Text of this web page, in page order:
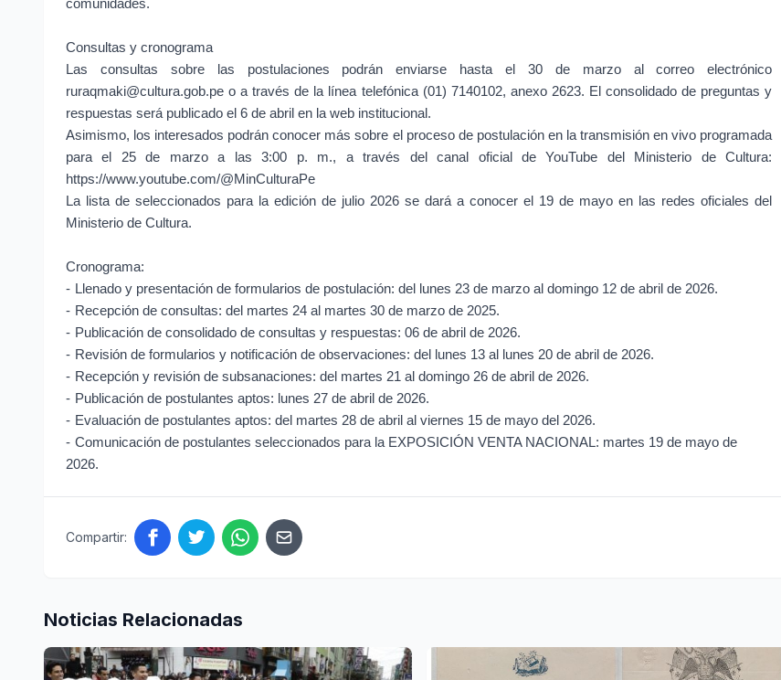
comunidades.
Consultas y cronograma
Las consultas sobre las postulaciones podrán enviarse hasta el 30 de marzo al correo electrónico
ruraqmaki@cultura.gob.pe o a través de la línea telefónica (01) 7140102, anexo 2623. El consolidado de preguntas y
respuestas será publicado el 6 de abril en la web institucional.
Asimismo, los interesados podrán conocer más sobre el proceso de postulación en la transmisión en vivo programada
para el 25 de marzo a las 3:00 p. m., a través del canal oficial de YouTube del Ministerio de Cultura:
https://www.youtube.com/@MinCulturaPe
La lista de seleccionados para la edición de julio 2026 se dará a conocer el 19 de mayo en las redes oficiales del
Ministerio de Cultura.
Cronograma:
- Llenado y presentación de formularios de postulación: del lunes 23 de marzo al domingo 12 de abril de 2026.
- Recepción de consultas: del martes 24 al martes 30 de marzo de 2025.
- Publicación de consolidado de consultas y respuestas: 06 de abril de 2026.
- Revisión de formularios y notificación de observaciones: del lunes 13 al lunes 20 de abril de 2026.
- Recepción y revisión de subsanaciones: del martes 21 al domingo 26 de abril de 2026.
- Publicación de postulantes aptos: lunes 27 de abril de 2026.
- Evaluación de postulantes aptos: del martes 28 de abril al viernes 15 de mayo del 2026.
- Comunicación de postulantes seleccionados para la EXPOSICIÓN VENTA NACIONAL: martes 19 de mayo de
2026.
Compartir:
Noticias Relacionadas